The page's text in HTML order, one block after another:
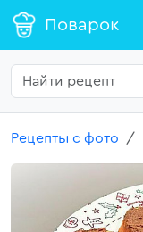
Поварок
Рецепты с фото